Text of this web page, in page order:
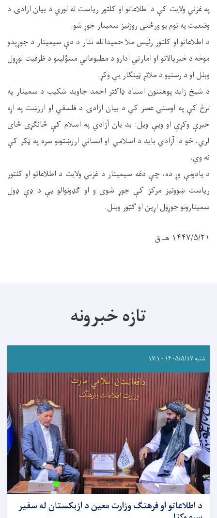
په غزني ولایت کې د اطلاعاتو او کلتور ریاست له لوري د بیان ازادۍ د
وضعیت په نوم یو ورځنی روزنیز سمینار جوړ شو.
د اطلاعاتو او کلتور رئیس ملا حمیدالله نثار د دې سیمینار د جوړېدو
موخه د خبریالانو او امارتي ادارو د مطبوعاتي مسؤلینو د ظرفیت لوړول
وبلل او د رسنیو د ملاتړ ټینګار یې وکړ.
د شیخ زاید پوهنتون استاد ډاکتر احمد جاوید شکیب د سمینار په
ترڅ کې په اوسني عصر کې د بیان ازادۍ د فلسفې او ارزښت په اړه
خبرې وکړې او ویې ‌ویل: بد یان آزادي په اسلام کې ځانګړی ځای
لري، خو دا آزادي باید د اسلامي او انساني ارزښتونو سره په ټکر کې
نه وي.
د یادونې وړ ده، چې دغه سیمینار د غزني ولایت د اطلاعاتو او کلتور
ریاست ښوونیز مرکز کې جوړ شوی و او ګډونوالو یې د ډې ډول
سمینارونو جوړول اړین او ګټور وبلل.
۱۴۴۷/۵/۲۱ هـ ق
تازه خبرونه
شنبه ۱۴۰۵/۵/۱۷ - ۱۷:۱
د اطلاعاتو او فرهنګ وزارت معین د ازبکستان له سفیر